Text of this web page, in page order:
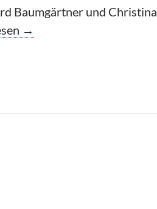
Baumgärtner und
Ausstellung
→